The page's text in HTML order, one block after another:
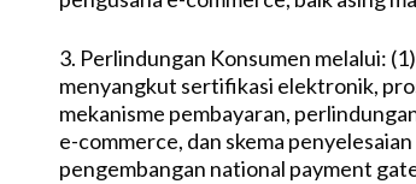
3. Perlindungan Konsumen melalui:
menyangkut sertifikasi elektronik,
mekanisme pembayaran,
e-commerce, dan skema
pengembangan national payment